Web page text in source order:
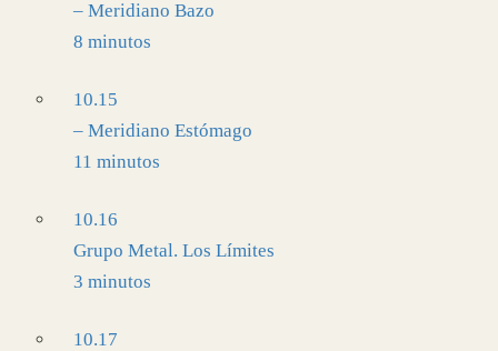
– Meridiano Bazo
8 minutos
10.15
– Meridiano Estómago
11 minutos
10.16
Grupo Metal. Los Límites
3 minutos
10.17